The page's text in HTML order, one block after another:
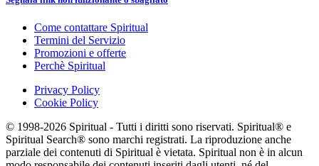
Come contattare Spiritual
Termini del Servizio
Promozioni e offerte
Perchè Spiritual
Privacy Policy
Cookie Policy
© 1998-2026 Spiritual - Tutti i diritti sono riservati. Spiritual® e
Spiritual Search® sono marchi registrati. La riproduzione anche
parziale dei contenuti di Spiritual è vietata. Spiritual non è in alcun